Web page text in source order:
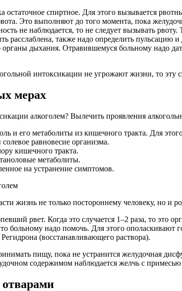
остаточное спиртное. Для этого вызывается
Это выполняют до того момента, пока
не наблюдается, то не следует вызывать
расслаблена, также надо определить
органы дыхания. Отравившемуся больному надо
интоксикации не угрожают жизни, то эту
мерах
алкоголем? Вылечить проявления
и его метаболиты из кишечного тракта. Для
равновесие организма.
кишечного тракта.
метаболиты.
на устранение симптомов.
жизнь не только постороннему человеку, но и
рвет. Когда это случается 1–2 раза, то это
больному надо помочь. Для этого
(восстанавливающего раствора).
пищу, пока не устранится желудочная
содержимом наблюдается желчь с